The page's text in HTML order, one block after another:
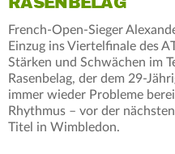
French-Open-Sieger
Einzug ins Viertelfinale des
Stärken und Schwächen im
Rasenbelag, der dem 29-
immer wieder Probleme
Rhythmus – vor der
Titel in Wimbledon.